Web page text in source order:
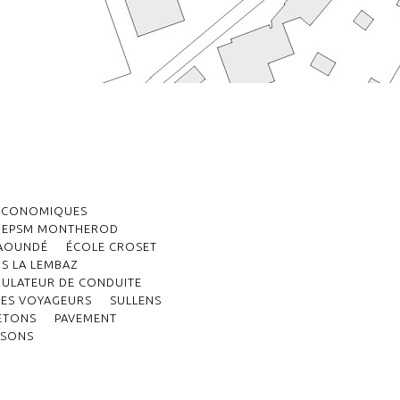
EPSM MONTHEROD
ÉCOLE CROSET
LA LEMBAZ
DE CONDUITE
VOYAGEURS
SULLENS
PAVEMENT